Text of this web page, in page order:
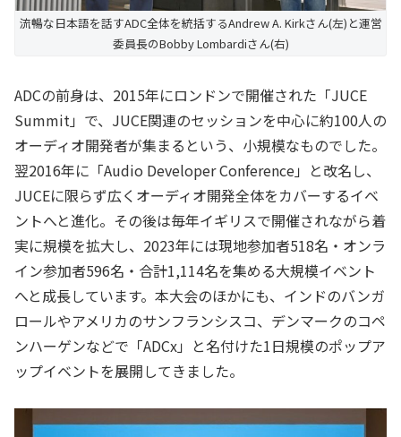
流暢な日本語を話すADC全体を統括するAndrew A. Kirkさん(左)と運営
委員長のBobby Lombardiさん(右)
ADCの前身は、2015年にロンドンで開催された「JUCE
Summit」で、JUCE関連のセッションを中心に約100人の
オーディオ開発者が集まるという、小規模なものでした。
翌2016年に「Audio Developer Conference」と改名し、
JUCEに限らず広くオーディオ開発全体をカバーするイベ
ントへと進化。その後は毎年イギリスで開催されながら着
実に規模を拡大し、2023年には現地参加者518名・オンラ
イン参加者596名・合計1,114名を集める大規模イベント
へと成長しています。本大会のほかにも、インドのバンガ
ロールやアメリカのサンフランシスコ、デンマークのコペ
ンハーゲンなどで「ADCx」と名付けた1日規模のポップア
ップイベントを展開してきました。